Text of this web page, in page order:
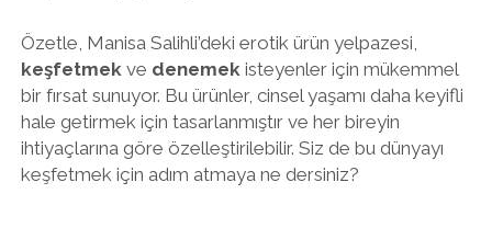
Özetle, Manisa Salihli’deki erotik ürün yelpazesi,
keşfetmek ve denemek isteyenler için mükemmel
bir fırsat sunuyor. Bu ürünler, cinsel yaşamı daha keyifli
hale getirmek için tasarlanmıştır ve her bireyin
ihtiyaçlarına göre özelleştirilebilir. Siz de bu dünyayı
keşfetmek için adım atmaya ne dersiniz?